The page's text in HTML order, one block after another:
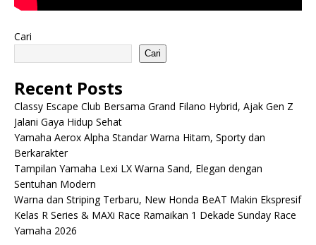
Cari
Cari
Recent Posts
Classy Escape Club Bersama Grand Filano Hybrid, Ajak Gen Z
Jalani Gaya Hidup Sehat
Yamaha Aerox Alpha Standar Warna Hitam, Sporty dan
Berkarakter
Tampilan Yamaha Lexi LX Warna Sand, Elegan dengan
Sentuhan Modern
Warna dan Striping Terbaru, New Honda BeAT Makin Ekspresif
Kelas R Series & MAXi Race Ramaikan 1 Dekade Sunday Race
Yamaha 2026